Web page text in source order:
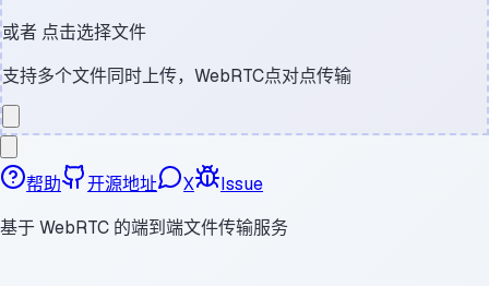
或者 点击选择文件
支持多个文件同时上传，WebRTC点对点传输
帮助 开源地址 X
Issue
基于 WebRTC 的端到端文件传输服务